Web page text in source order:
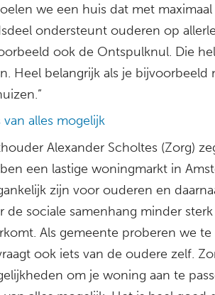
we een huis dat met
ondersteunt ouderen op
ook de Ontspulknul. Die
Heel belangrijk als je bijvoorbeeld
van alles mogelijk
Alexander Scholtes (Zorg)
een lastige woningmarkt in
zijn voor ouderen en
de sociale samenhang minder
Als gemeente proberen we
ook iets van de oudere zelf.
om je woning aan te